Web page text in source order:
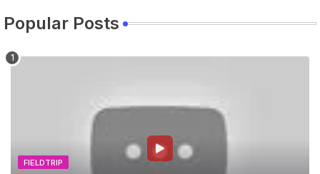
Popular Posts
FIELDTRIP